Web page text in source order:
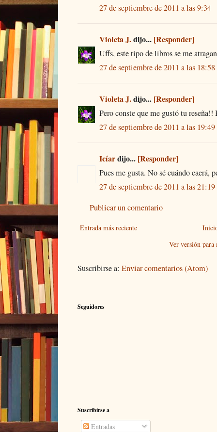
27 de septiembre de 2011 a las 9:34
Violeta J.dijo... [Responder]
Uffs, este tipo de libros se me
27 de septiembre de 2011 a las 18:58
Violeta J.dijo... [Responder]
Pero conste que me gustó tu reseña!!
27 de septiembre de 2011 a las 19:49
Icíardijo... [Responder]
Pues me gusta. No sé cuándo caerá,
27 de septiembre de 2011 a las 21:19
Publicar un comentario
Entrada más reciente
Ver versión para
Suscribirse a: Enviar comentarios (Atom)
Seguidores
Suscribirse a
Entradas